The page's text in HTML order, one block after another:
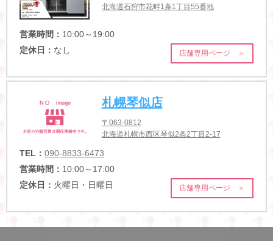
北海道石狩市花畔1条1丁目55番地
営業時間： 10:00～19:00
定休日： なし 店舗専用ページ ＞
札幌琴似店
〒063-0812
北海道札幌市西区琴似2条2丁目2-17
TEL： 090-8833-6473
営業時間： 10:00～17:00
定休日： 火曜日・日曜日 店舗専用ページ ＞